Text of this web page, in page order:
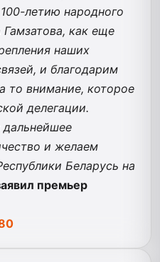
летию народного
Гамзатова, как еще
наших
и благодарим
то внимание, которое
делегации.
и желаем
Беларусь на
премьер